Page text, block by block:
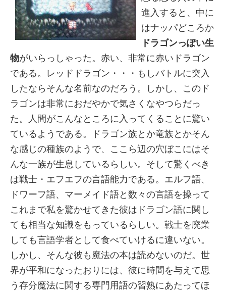
進入すると、中に
はナッパどころか
ドラゴンっぽい生
物がいらっしゃった。赤い、非常に赤いドラゴン
である。レッドドラゴン・・・もしバトルに突入
したならそんな名前なのだろう。しかし、このド
ラゴンは非常におだやかで気さくなやつらだっ
た。人間がこんなところに入ってくることに驚い
ているようである。ドラゴン族とか竜族とかそん
な感じの種族のようで、ここら辺の穴ぼこにはそ
んな一族が生息しているらしい。そして驚くべき
は戦士・エフエフの言語能力である。エルフ語、
ドワーフ語、マーメイド語と数々の言語を操って
これまで私を驚かせてきた彼はドラゴン語に関し
ても相当な知識をもっているらしい。戦士を廃業
しても言語学者として食べていけるに違いない。
しかし、そんな彼も魔法の本は読めないのだ。世
界が平和になったおりには、彼に時間を与えて思
う存分魔法に関する専門用語の習熟にあたってほ